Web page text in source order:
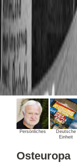
Osteuropa
Persönliches
Deutsche
Einheit